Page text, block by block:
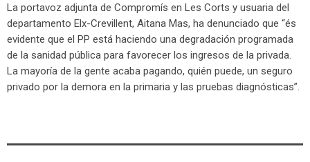
La portavoz adjunta de Compromís en Les Corts y usuaria del
departamento Elx-Crevillent, Aitana Mas, ha denunciado que “és
evidente que el PP está haciendo una degradación programada
de la sanidad pública para favorecer los ingresos de la privada.
La mayoría de la gente acaba pagando, quién puede, un seguro
privado por la demora en la primaria y las pruebas diagnósticas”.